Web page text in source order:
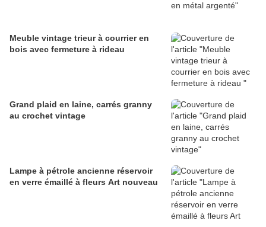
Meuble vintage trieur à courrier en
bois avec fermeture à rideau
Grand plaid en laine, carrés granny
au crochet vintage
Lampe à pétrole ancienne réservoir
en verre émaillé à fleurs Art nouveau